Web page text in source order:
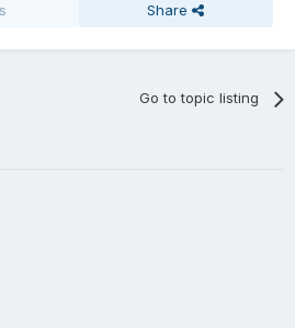
Share
Go to topic listing